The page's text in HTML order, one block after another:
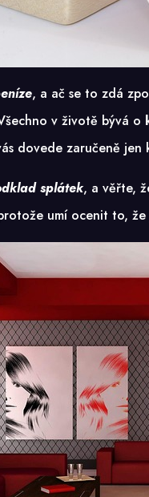
, a ač se to zdá
v životě bývá o
dovede zaručeně jen
splátek, a věřte,
umí ocenit to, že